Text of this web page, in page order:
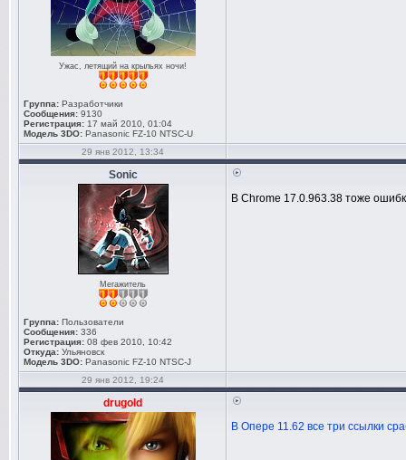
Ужас, летящий на крыльях ночи!
Группа: Разработчики
Сообщения: 9130
Регистрация: 17 май 2010, 01:04
Модель 3DO: Panasonic FZ-10 NTSC-U
29 янв 2012, 13:34
Sonic
Мегажитель
Группа: Пользователи
Сообщения: 336
Регистрация: 08 фев 2010, 10:42
Откуда: Ульяновск
Модель 3DO: Panasonic FZ-10 NTSC-J
В Chrome 17.0.963.38 тоже
29 янв 2012, 19:24
drugold
В Опере 11.62 все три ссылки